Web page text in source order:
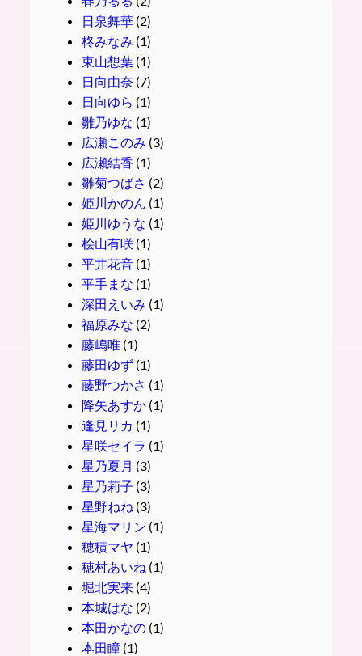
日泉舞華(2)
柊みなみ (1)
東山想葉(1)
日向由奈 (7)
日向ゆら (1)
雛乃ゆな (1)
広瀬このみ (3)
広瀬結香 (1)
雛菊つばさ (2)
姫川かのん (1)
姫川ゆうな (1)
桧山有咲(1)
平井花音(1)
平手まな (1)
深田えいみ (1)
福原みな (2)
藤嶋唯(1)
藤田ゆず(1)
藤野つかさ (1)
降矢あすか(1)
逢見リカ (1)
星咲セイラ (1)
星乃夏月 (3)
星乃莉子 (3)
星野ねね (3)
星海マリン (1)
穂積マヤ (1)
穂村あいね (1)
堀北実来(4)
本城はな (2)
本田かなの(1)
本田瞳(1)